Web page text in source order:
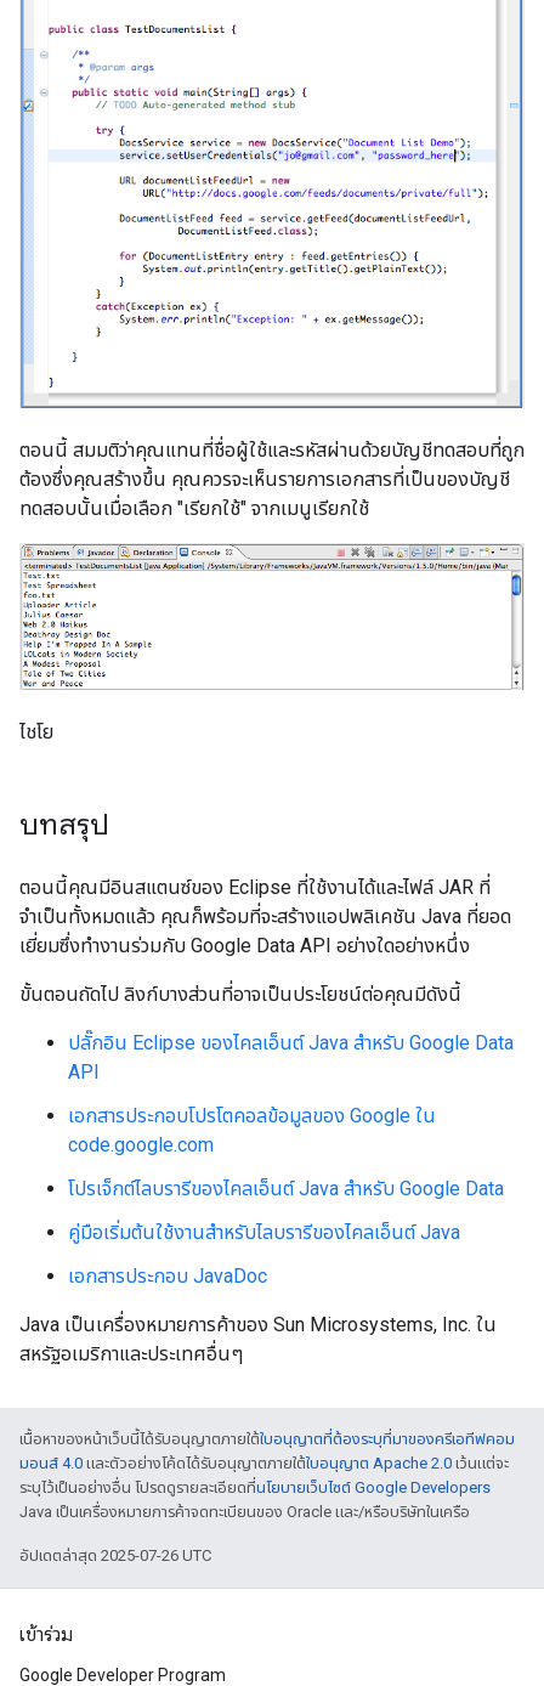
ตอนนี้ สมมติว่าคุณแทนที่ชื่อผู้ใช้และรหัสผ่านด้วยบัญชีทดสอบที่ถูก
ต้องซึ่งคุณสร้างขึ้น คุณควรจะเห็นรายการเอกสารที่เป็นของบัญชี
ทดสอบนั้นเมื่อเลือก "เรียกใช้" จากเมนูเรียกใช้
ไชโย
บทสรุป
ตอนนี้คุณมีอินสแตนซ์ของ Eclipse ที่ใช้งานได้และไฟล์ JAR ที่
จำเป็นทั้งหมดแล้ว คุณก็พร้อมที่จะสร้างแอปพลิเคชัน Java ที่ยอด
เยี่ยมซึ่งทำงานร่วมกับ Google Data API อย่างใดอย่างหนึ่ง
ขั้นตอนถัดไป ลิงก์บางส่วนที่อาจเป็นประโยชน์ต่อคุณมีดังนี้
ปลั๊กอิน Eclipse ของไคลเอ็นต์ Java สำหรับ Google Data
API
เอกสารประกอบโปรโตคอลข้อมูลของ Google ใน
code.google.com
โปรเจ็กต์ไลบรารีของไคลเอ็นต์ Java สำหรับ Google Data
คู่มือเริ่มต้นใช้งานสำหรับไลบรารีของไคลเอ็นต์ Java
เอกสารประกอบ JavaDoc
Java เป็นเครื่องหมายการค้าของ Sun Microsystems, Inc. ใน
สหรัฐอเมริกาและประเทศอื่นๆ
เนื้อหาของหน้าเว็บนี้ได้รับอนุญาตภายใต้ใบอนุญาตที่ต้องระบุที่มาของครีเอทีฟคอม
มอนส์ 4.0 และตัวอย่างโค้ดได้รับอนุญาตภายใต้ใบอนุญาต Apache 2.0 เว้นแต่จะ
ระบุไว้เป็นอย่างอื่น โปรดดูรายละเอียดที่นโยบายเว็บไซต์ Google Developers
Java เป็นเครื่องหมายการค้าจดทะเบียนของ Oracle และ/หรือบริษัทในเครือ
อัปเดตล่าสุด 2025-07-26 UTC
เข้าร่วม
Google Developer Program